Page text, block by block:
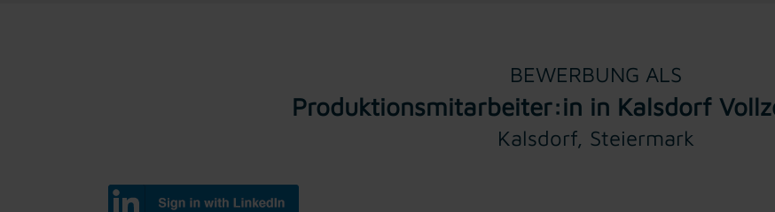
BEWERBUNG ALS
Produktionsmitarbeiter:in in Kalsdorf
Kalsdorf, Steiermark